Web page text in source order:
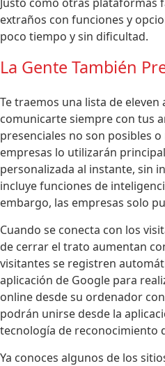
extraños con funciones y
poco tiempo y sin dificultad.
La Gente También
Te traemos una lista de
comunicarte siempre con tus
presenciales no son posibles
empresas lo utilizarán
personalizada al instante, sin
incluye funciones de
embargo, las empresas solo
Cuando se conecta con los
de cerrar el trato aumentan
visitantes se registren
aplicación de Google para
online desde su ordenador
podrán unirse desde la
tecnología de reconocimiento
Ya conoces algunos de los